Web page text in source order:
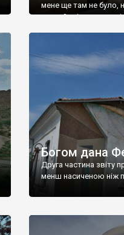
мене ще там не було,
принаймні до цього
Богом дана
Друга частина звіту
менш насиченою ніж